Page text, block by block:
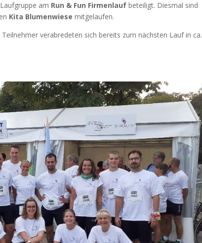
am Run & Fun Firmenlauf beteiligt. Diesmal sind
Kita Blumenwiese mitgelaufen.
verabredeten sich bereits zum nächsten Lauf in